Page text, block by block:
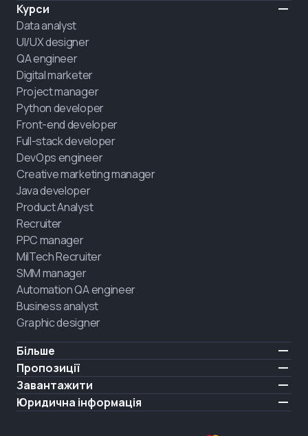
Курси
Data analyst
UI/UX designer
QA engineer
Digital marketer
Project manager
Python developer
Front-end developer
Full-stack developer
DevOps engineer
Creative marketing manager
Java developer
Product Analyst
Recruiter
PPC manager
MilTech Recruiter
SMM manager
Automation QA engineer
Business analyst
Graphic designer
Більше
Ціни
Відгуки
Про нас
Пропозиції
IT для ветеранів
Найняти випускника
Завантажити
iOS
Юридична інформація